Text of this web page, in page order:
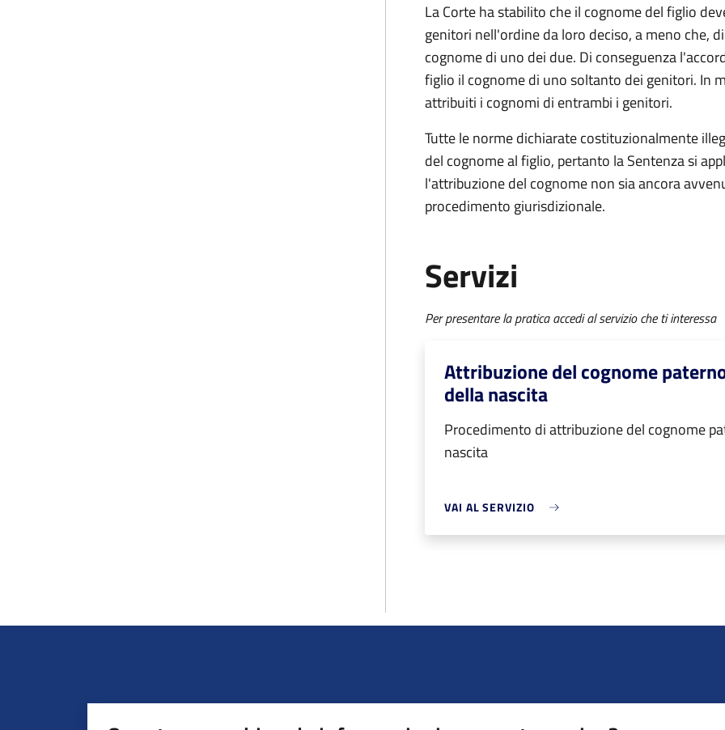
La Corte ha stabilito che il cognome del figlio
genitori nell'ordine da loro deciso, a meno che,
cognome di uno dei due. Di conseguenza
figlio il cognome di uno soltanto dei genitori. In
attribuiti i cognomi di entrambi i genitori.
Tutte le norme dichiarate costituzionalmente
del cognome al figlio, pertanto la Sentenza si
l'attribuzione del cognome non sia ancora
procedimento giurisdizionale.
Servizi
Per presentare la pratica accedi al servizio che ti interessa
Attribuzione del cognome
della nascita
Procedimento di attribuzione del cognome
nascita
VAI AL SERVIZIO